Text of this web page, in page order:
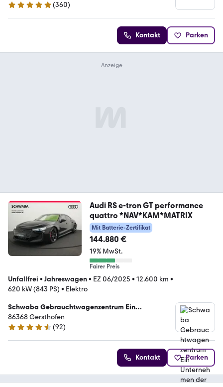
4.8 Sterne
(360)
Kontakt Parken
Audi RS e-tron GT performance
quattro *NAV*KAM*MATRIX
Mit Batterie-Zertifikat
144.880 €
19% MwSt.
Fairer Preis
Unfallfrei • Jahreswagen• EZ 06/2025 • 12.600 km •
620 kW (843 PS) • Elektro
Schwaba Gebrauchtwagenzentrum Ein
Unternehmen der Schwaba GmbH
86368 Gersthofen
4.5 Sterne
(92)
Kontakt Parken